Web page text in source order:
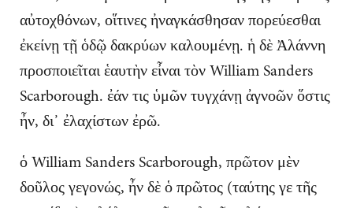
αὐτοχθόνων, οἵτινες ἠναγκάσθησαν πορεύεσθαι
ἐκείνῃ τῇ ὁδῷ δακρύων καλουμένῃ. ἡ δὲ Ἀλάννη
προσποιεῖται ἑαυτὴν εἶναι τὸν William Sanders
Scarborough. ἐάν τις ὑμῶν τυγχάνῃ ἀγνοῶν ὅστις
ἦν, δι᾽ ἐλαχίστων ἐρῶ.
ὁ William Sanders Scarborough, πρῶτον μὲν
δοῦλος γεγονώς, ἦν δὲ ὁ πρῶτος (ταύτης γε τῆς